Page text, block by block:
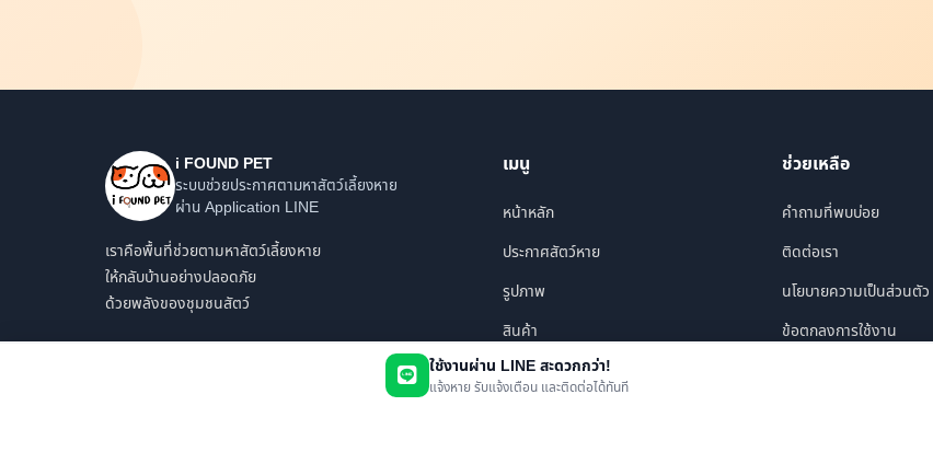
ใช้งานผ่าน LINE สะดวกกว่า!
แจ้งหาย รับแจ้งเตือน และติดต่อได้ทันที
i FOUND PET
ระบบช่วยประกาศตามหาสัตว์เลี้ยงหาย
ผ่าน Application LINE
เราคือพื้นที่ช่วยตามหาสัตว์เลี้ยงหาย
ให้กลับบ้านอย่างปลอดภัย
ด้วยพลังของชุมชนสัตว์
เมนู
หน้าหลัก
ประกาศสัตว์หาย
รูปภาพ
สินค้า
ร้านค้า/บริการ
ช่วยเหลือ
คำถามที่พบบ่อย
ติดต่อเรา
นโยบายความเป็นส่วนตัว
ข้อตกลงการใช้งาน